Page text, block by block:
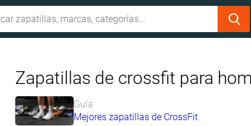
Zapatillas de crossfit para
Guía
Mejores zapatillas de CrossFit